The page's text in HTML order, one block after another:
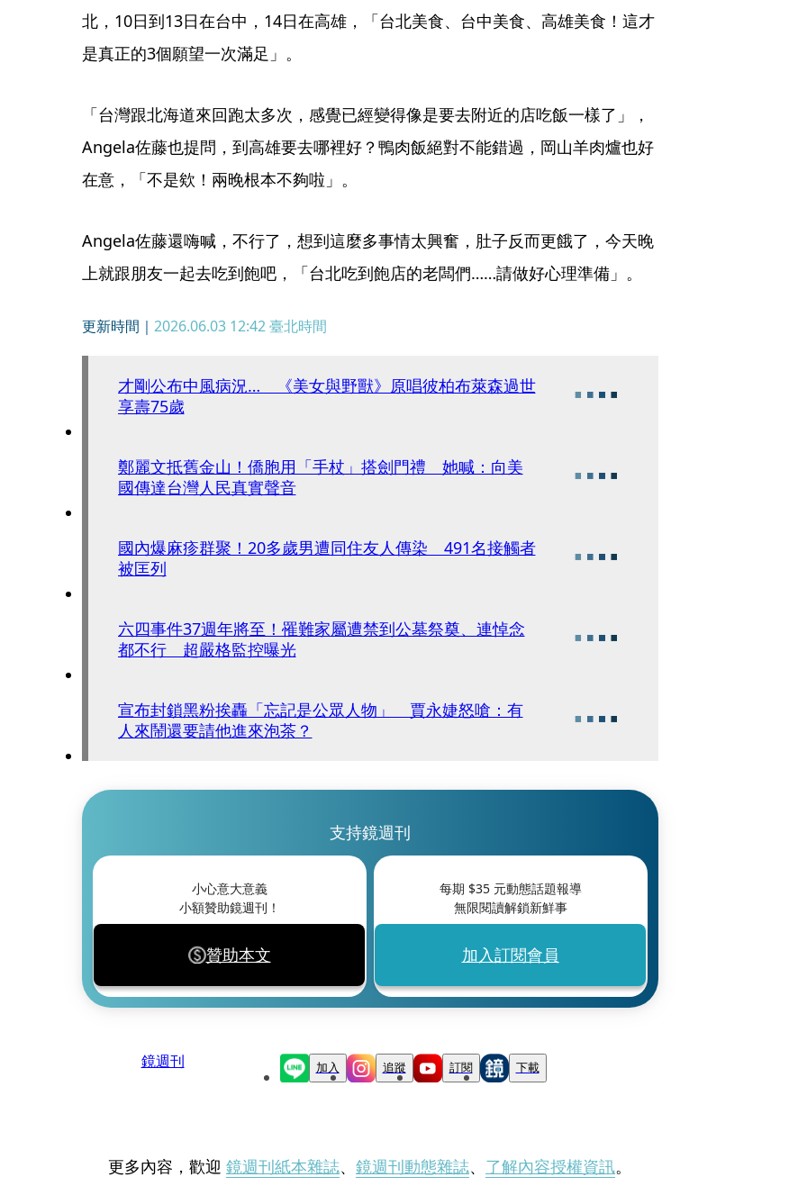
北，10日到13日在台中，14日在高雄，「台北美食、台中美食、高雄美食！這才
是真正的3個願望一次滿足」。
「台灣跟北海道來回跑太多次，感覺已經變得像是要去附近的店吃飯一樣了」，
Angela佐藤也提問，到高雄要去哪裡好？鴨肉飯絕對不能錯過，岡山羊肉爐也好
在意，「不是欸！兩晚根本不夠啦」。
Angela佐藤還嗨喊，不行了，想到這麼多事情太興奮，肚子反而更餓了，今天晚
上就跟朋友一起去吃到飽吧，「台北吃到飽店的老闆們……請做好心理準備」。
更新時間｜ 2026.06.03 12:42臺北時間
才剛公布中風病況… 《美女與野獸》原唱彼柏布萊森過世
享壽75歲
鄭麗文抵舊金山！僑胞用「手杖」搭劍門禮 她喊：向美
國傳達台灣人民真實聲音
國內爆麻疹群聚！20多歲男遭同住友人傳染 491名接觸者
被匡列
六四事件37週年將至！罹難家屬遭禁到公墓祭奠、連悼念
都不行 超嚴格監控曝光
宣布封鎖黑粉挨轟「忘記是公眾人物」 賈永婕怒嗆：有
人來鬧還要請他進來泡茶？
支持鏡週刊
小心意大意義
小額贊助鏡週刊！
贊助本文
每期 $35元動態話題報導
無限閱讀解鎖新鮮事
加入訂閱會員
鏡週刊 加入 追蹤 訂閱 下載
更多內容，歡迎 鏡週刊紙本雜誌、 鏡週刊動態雜誌、 了解內容授權資訊。